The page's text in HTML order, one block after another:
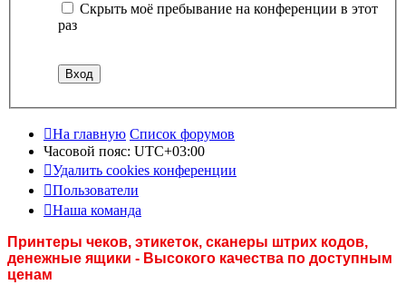
Скрыть моё пребывание на конференции в этот
раз
На главную Список форумов
Часовой пояс: UTC+03:00
Удалить cookies конференции
Пользователи
Наша команда
Принтеры чеков, этикеток, сканеры штрих кодов,
денежные ящики - Высокого качества по доступным
ценам